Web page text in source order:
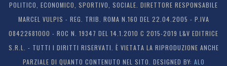
POLITICO, ECONOMICO, SPORTIVO, SOCIALE. DIRETTORE RESPONSABILE
MARCEL VULPIS - REG. TRIB. ROMA N.160 DEL 22.04.2005 - P.IVA
08422681000 - ROC N. 19347 DEL 14.1.2010 C 2015-2019 L&V EDITRICE
S.R.L. - TUTTI I DIRITTI RISERVATI. È VIETATA LA RIPRODUZIONE ANCHE
PARZIALE DI QUANTO CONTENUTO NEL SITO. DESIGNED BY: ALO